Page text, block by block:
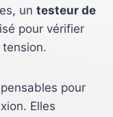
un testeur de
pour vérifier
pour
Elles